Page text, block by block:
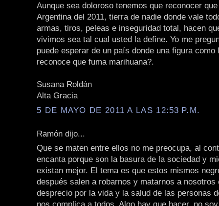
Aunque sea doloroso tenemos que reconocer
Argentina del 2011, tierra de nadie donde vale
armas, tiros, peleas e inseguridad total, hacen
vivimos sea tal cual usted la define. Yo me
puede esperar de un país donde una figura como
reconoce que fuma marihuana?.
Susana Roldán
Alta Gracia
5 DE MAYO DE 2011 A LAS 12:53 P.M.
Ramón dijo...
Que se maten entre ellos no me preocupa, al
encanta porque son la basura de la sociedad y
existan mejor. El tema es que estos mismos
después salen a robarnos y matarnos a nosotros
desprecio por la vida y la salud de las personas